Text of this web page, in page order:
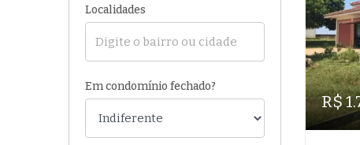
Localidades
Em condomínio fechado?
R$